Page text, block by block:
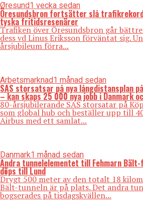
Øresund1 vecka sedan
Öresundsbron fortsätter slå
tyska fritidsresenärer
Trafiken över Öresundsbron går
dess vd Linus Eriksson förväntat sig.
årsjubileum förra...
Arbetsmarknad1 månad sedan
SAS storsatsar på nya långdistansplan
– kan skaps 25 000 nya jobb i Danmark
80-årsjubilerande SAS storsatar på
som global hub och beställer upp till
Airbus med ett samlat...
Danmark1 månad sedan
Andra tunnelelementet till Fehmarn
döps till Lund
Drygt 500 meter av den totalt 18
Bält-tunneln är på plats. Det andra
bogserades på tisdagskvällen...